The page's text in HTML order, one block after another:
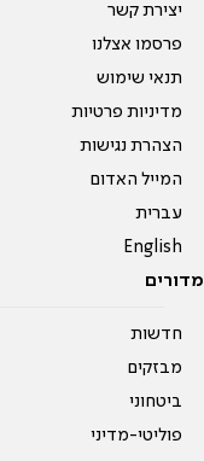
יצירת קשר
פרסמו אצלנו
תנאי שימוש
מדיניות פרטיות
הצהרת נגישות
המייל האדום
עברית
English
מדורים
חדשות
מבזקים
ביטחוני
פוליטי-מדיני